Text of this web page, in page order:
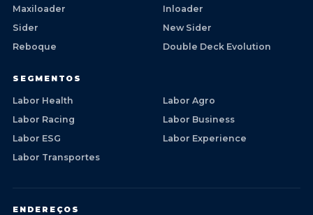
Maxiloader
Inloader
Sider
New Sider
Reboque
Double Deck Evolution
SEGMENTOS
Labor Health
Labor Agro
Labor Racing
Labor Business
Labor ESG
Labor Experience
Labor Transportes
ENDEREÇOS